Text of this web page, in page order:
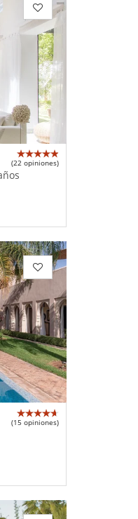
(22 opiniones)
(15 opiniones)